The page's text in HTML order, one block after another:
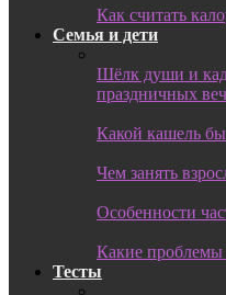
Как считать
Семья и дети
Шёлк души и
праздничных
Какой кашель
Чем занять
Особенности
Какие проблемы
Тесты